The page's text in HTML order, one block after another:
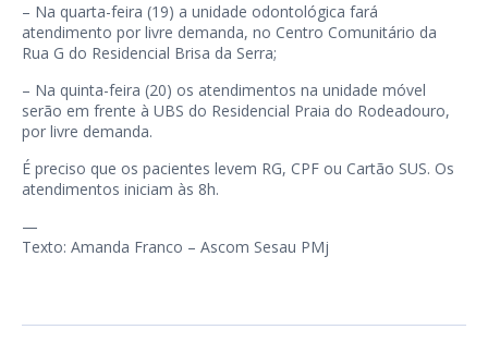
– Na quarta-feira (19) a unidade odontológica fará
atendimento por livre demanda, no Centro Comunitário da
Rua G do Residencial Brisa da Serra;
– Na quinta-feira (20) os atendimentos na unidade móvel
serão em frente à UBS do Residencial Praia do Rodeadouro,
por livre demanda.
É preciso que os pacientes levem RG, CPF ou Cartão SUS. Os
atendimentos iniciam às 8h.
—
Texto: Amanda Franco – Ascom Sesau PMj